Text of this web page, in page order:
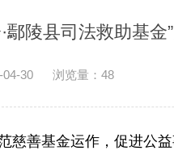
鄢陵县司法救助基金
30 浏览量： 48
慈善基金运作，促进公